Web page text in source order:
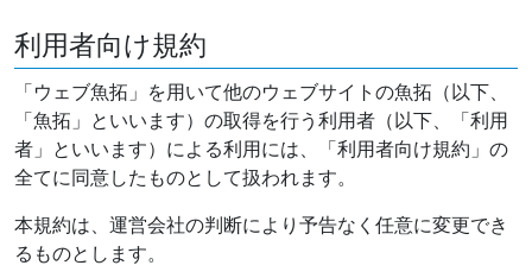
利用者向け規約
「ウェブ魚拓」を用いて他のウェブサイトの魚拓（以下、
「魚拓」といいます）の取得を行う利用者（以下、「利用
者」といいます）による利用には、「利用者向け規約」の
全てに同意したものとして扱われます。
本規約は、運営会社の判断により予告なく任意に変更でき
るものとします。